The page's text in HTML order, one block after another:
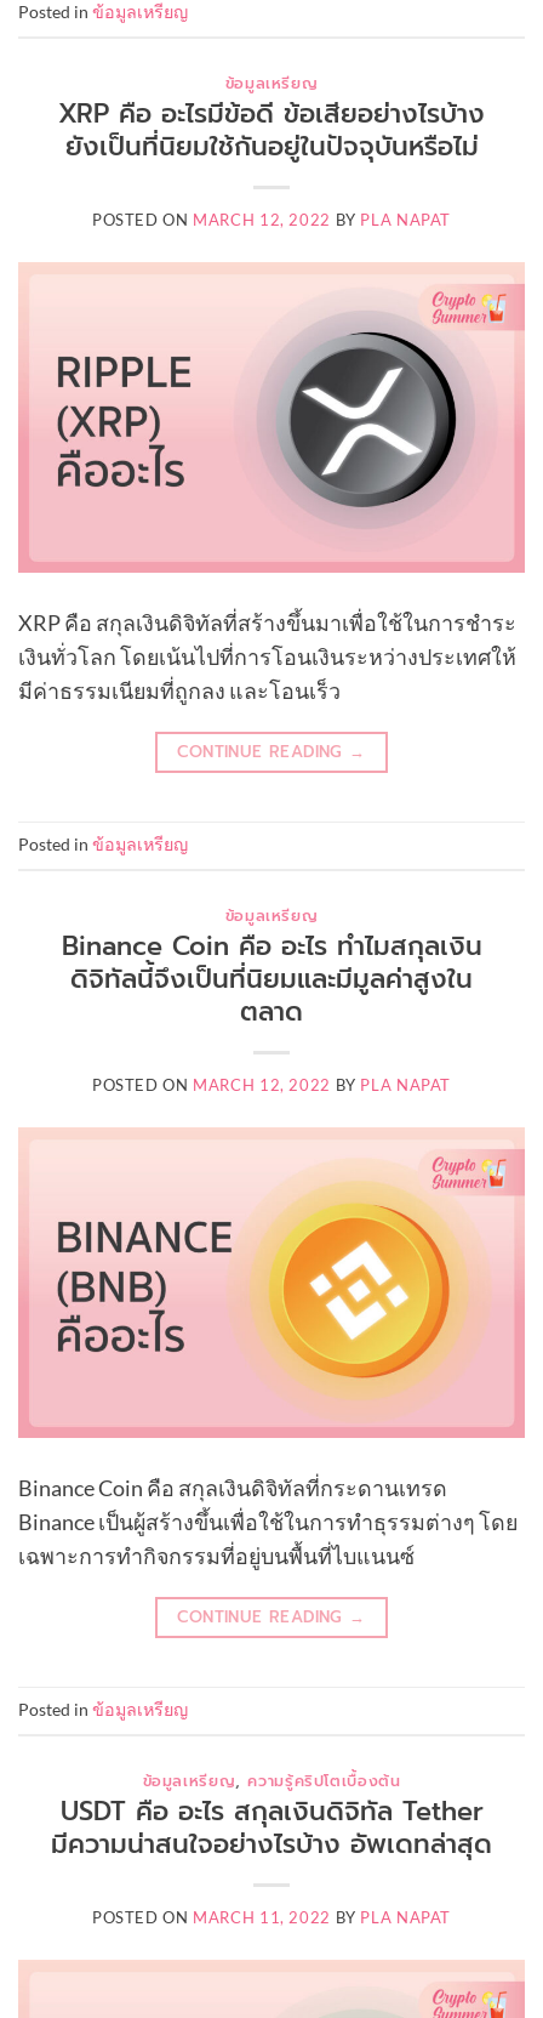
Posted in ข้อมูลเหรียญ
ข้อมูลเหรียญ
XRP คือ อะไรมีข้อดี ข้อเสียอย่างไรบ้าง
ยังเป็นที่นิยมใช้กันอยู่ในปัจจุบันหรือไม่
POSTED ON MARCH 12, 2022 BY PLA NAPAT
XRP คือ สกุลเงินดิจิทัลที่สร้างขึ้นมาเพื่อใช้ในการชำระ
เงินทั่วโลก โดยเน้นไปที่การโอนเงินระหว่างประเทศให้
มีค่าธรรมเนียมที่ถูกลง และโอนเร็ว
CONTINUE READING →
Posted in ข้อมูลเหรียญ
ข้อมูลเหรียญ
Binance Coin คือ อะไร ทำไมสกุลเงิน
ดิจิทัลนี้จึงเป็นที่นิยมและมีมูลค่าสูงใน
ตลาด
POSTED ON MARCH 12, 2022 BY PLA NAPAT
Binance Coin คือ สกุลเงินดิจิทัลที่กระดานเทรด
Binance เป็นผู้สร้างขึ้นเพื่อใช้ในการทำธุรรมต่างๆ โดย
เฉพาะการทำกิจกรรมที่อยู่บนพื้นที่ไบแนนซ์
CONTINUE READING →
Posted in ข้อมูลเหรียญ
ข้อมูลเหรียญ,ความรู้คริปโตเบื้องต้น
USDT คือ อะไร สกุลเงินดิจิทัล Tether
มีความน่าสนใจอย่างไรบ้าง อัพเดทล่าสุด
POSTED ON MARCH 11, 2022 BY PLA NAPAT